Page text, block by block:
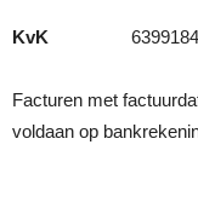
KvK
Facturen met
voldaan op